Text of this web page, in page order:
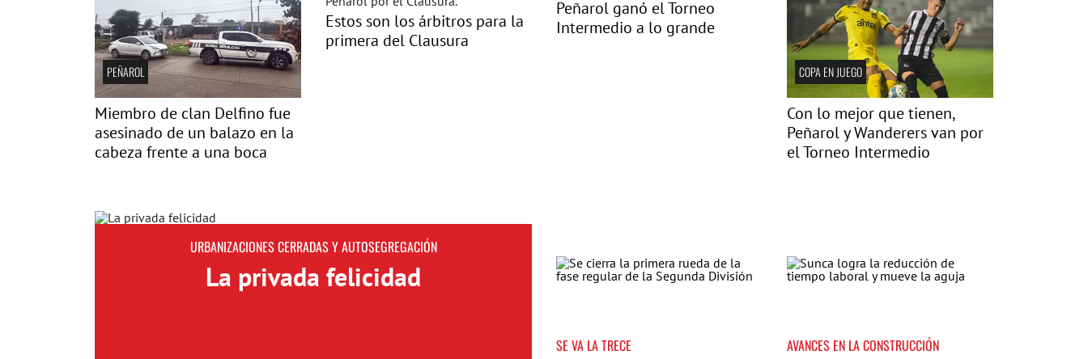
PEÑAROL
Miembro de clan Delfino fue
asesinado de un balazo en la
cabeza frente a una boca
Estos son los árbitros para la
primera del Clausura
Peñarol ganó el Torneo
Intermedio a lo grande
COPA EN JUEGO
Con lo mejor que tienen,
Peñarol y Wanderers van por
el Torneo Intermedio
URBANIZACIONES CERRADAS Y AUTOSEGREGACIÓN
La privada felicidad
SE VA LA TRECE AVANCES EN LA CONSTRUCCIÓN